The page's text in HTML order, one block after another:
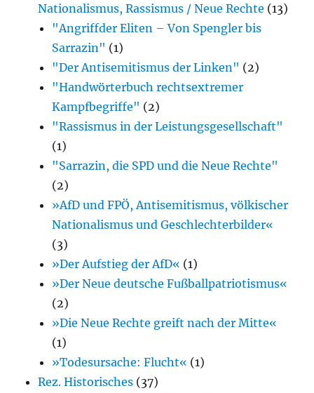
Nationalismus, Rassismus / Neue Rechte (13)
"Angriffder Eliten – Von Spengler bis
Sarrazin" (1)
"Der Antisemitismus der Linken" (2)
"Handwörterbuch rechtsextremer
Kampfbegriffe" (2)
"Rassismus in der Leistungsgesellschaft"
(1)
"Sarrazin, die SPD und die Neue Rechte"
(2)
»AfD und FPÖ, Antisemitismus, völkischer
Nationalismus und Geschlechterbilder«
(3)
»Der Aufstieg der AfD« (1)
»Der Neue deutsche Fußballpatriotismus«
(2)
»Die Neue Rechte greift nach der Mitte«
(1)
»Todesursache: Flucht« (1)
Rez. Historisches (37)